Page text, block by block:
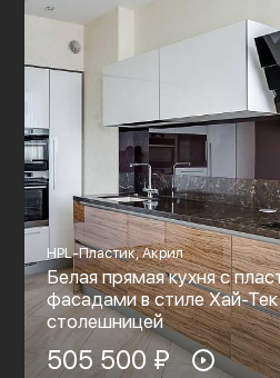
HPL-Пластик, Акрил
Белая прямая кухня с
фасадами в стиле Хай-
столешницей
505 500 ₽